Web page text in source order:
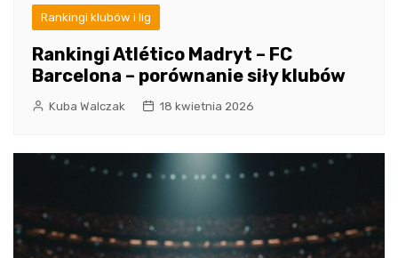
Rankingi klubów i lig
Rankingi Atlético Madryt – FC
Barcelona – porównanie siły klubów
Kuba Walczak 18 kwietnia 2026